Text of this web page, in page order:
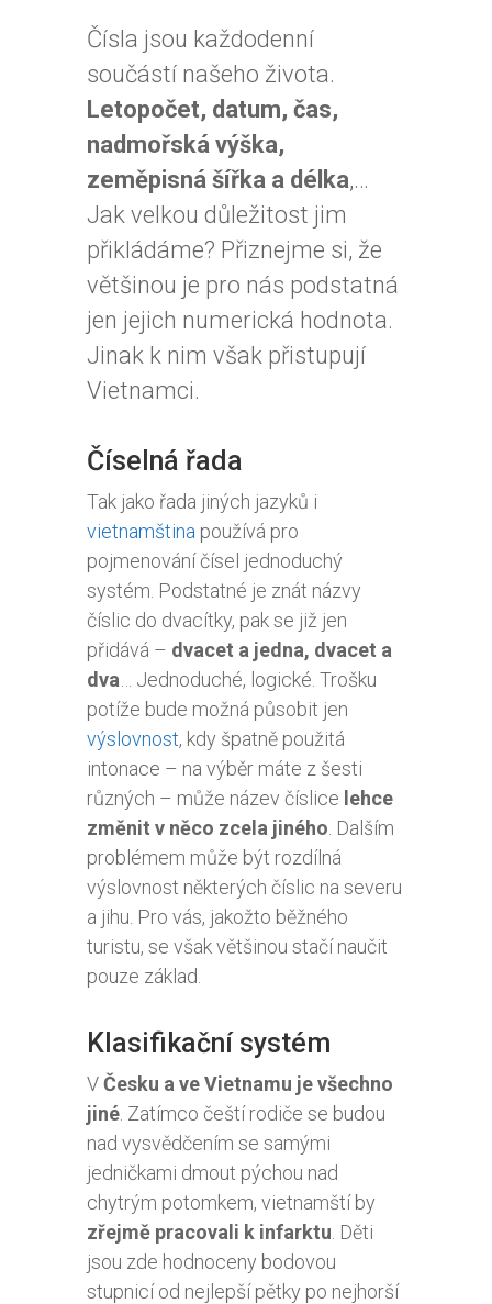
Čísla jsou každodenní
součástí našeho života.
Letopočet, datum, čas,
nadmořská výška,
zeměpisná šířka a délka,…
Jak velkou důležitost jim
přikládáme? Přiznejme si, že
většinou je pro nás podstatná
jen jejich numerická hodnota.
Jinak k nim však přistupují
Vietnamci.
Číselná řada
Tak jako řada jiných jazyků i
vietnamština používá pro
pojmenování čísel jednoduchý
systém. Podstatné je znát názvy
číslic do dvacítky, pak se již jen
přidává – dvacet a jedna, dvacet a
dva … Jednoduché, logické. Trošku
potíže bude možná působit jen
výslovnost, kdy špatně použitá
intonace – na výběr máte z šesti
různých – může název číslice lehce
změnit v něco zcela jiného . Dalším
problémem může být rozdílná
výslovnost některých číslic na severu
a jihu. Pro vás, jakožto běžného
turistu, se však většinou stačí naučit
pouze základ.
Klasifikační systém
VČesku a ve Vietnamu je všechno
jiné . Zatímco čeští rodiče se budou
nad vysvědčením se samými
jedničkami dmout pýchou nad
chytrým potomkem, vietnamští by
zřejmě pracovali k infarktu . Děti
jsou zde hodnoceny bodovou
stupnicí od nejlepší pětky po nejhorší